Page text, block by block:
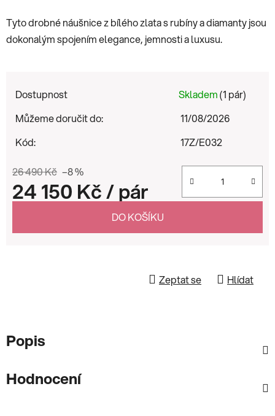
Tyto drobné náušnice z bílého zlata s rubíny a diamanty jsou
dokonalým spojením elegance, jemnosti a luxusu.
Dostupnost Skladem(1 pár)
Můžeme doručit do:
11/08/2026
Kód:
17Z/E032
26 490 Kč –8 %
24 150 Kč/ pár
DO KOŠÍKU
Zeptat se Hlídat
Popis
Hodnocení